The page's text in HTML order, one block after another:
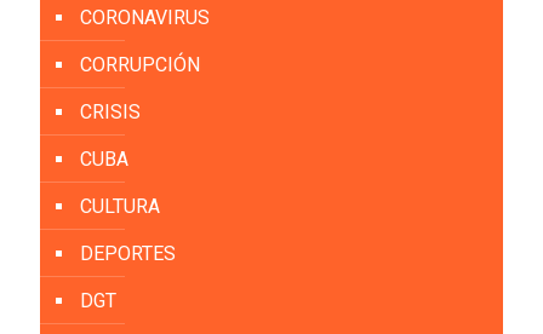
CORONAVIRUS
CORRUPCIÓN
CRISIS
CUBA
CULTURA
DEPORTES
DGT